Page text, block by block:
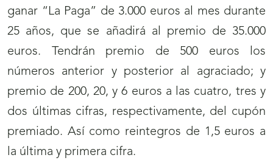
ganar “La Paga” de 3.000 euros al mes durante
25 años, que se añadirá al premio de 35.000
euros. Tendrán premio de 500 euros los
números anterior y posterior al agraciado; y
premio de 200, 20, y 6 euros a las cuatro, tres y
dos últimas cifras, respectivamente, del cupón
premiado. Así como reintegros de 1,5 euros a
la última y primera cifra.